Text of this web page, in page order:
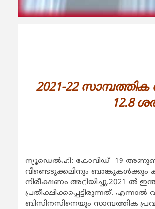
2021-22
12.8
ന്യൂഡെല്‍ഹി: കോവിഡ് -19
വീണ്ടെടുക്കലിനും ബാങ്കുകള്‍ക്കും
നിരീക്ഷണം അറിയിച്ചു.2021 ല്‍
പ്രതീക്ഷിക്കപ്പെട്ടിരുന്നത്.
ബിസിനസിനെയും സാമ്പത്തിക